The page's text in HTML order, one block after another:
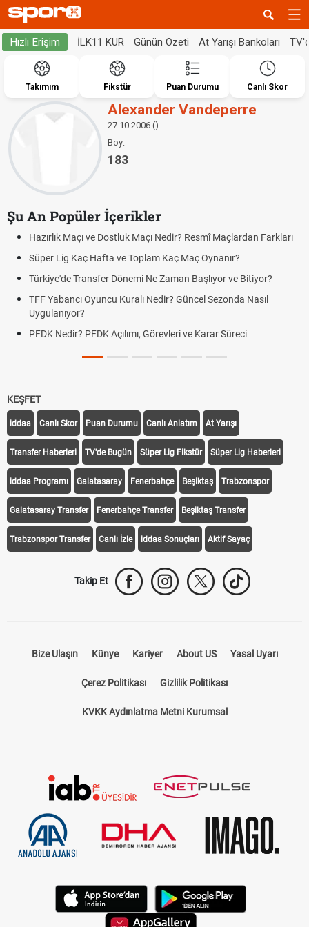
Hızlı Erişim İLK11 KUR Günün Özeti At Yarışı Bankoları
Takımım Fikstür Puan Durumu Canlı Skor
Alexander Vandeperre
27.10.2006 ()
Boy:
183
Şu An Popüler İçerikler
Hazırlık Maçı ve Dostluk Maçı Nedir? Resmî Maçlardan Farkları
Süper Lig Kaç Hafta ve Toplam Kaç Maç Oynanır?
Türkiye'de Transfer Dönemi Ne Zaman Başlıyor ve Bitiyor?
TFF Yabancı Oyuncu Kuralı Nedir? Güncel Sezonda Nasıl
Uygulanıyor?
PFDK Nedir? PFDK Açılımı, Görevleri ve Karar Süreci
KEŞFET
iddaa Canlı Skor Puan Durumu Canlı Anlatım At Yarışı
Transfer Haberleri TV'de Bugün Süper Lig Fikstür Süper Lig Haberleri
iddaa Programı Galatasaray Fenerbahçe Beşiktaş Trabzonspor
Galatasaray Transfer Fenerbahçe Transfer Beşiktaş Transfer
Trabzonspor Transfer Canlı İzle iddaa Sonuçları Aktif Sayaç
Takip Et
Bize Ulaşın Künye Kariyer About US Yasal Uyarı
Çerez Politikası Gizlilik Politikası
KVKK Aydınlatma Metni Kurumsal